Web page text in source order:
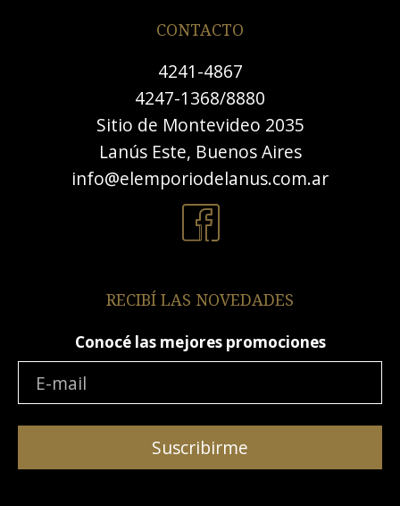
CONTACTO
4241-4867
4247-1368/8880
Sitio de Montevideo 2035
Lanús Este, Buenos Aires
info@elemporiodelanus.com.ar
RECIBÍ LAS NOVEDADES
Conocé las mejores promociones
Suscribirme